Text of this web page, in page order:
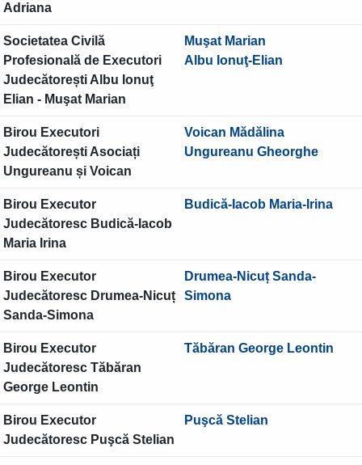
Adriana
Societatea Civilă
Profesională de Executori
Judecătorești Albu Ionuţ
Elian - Muşat Marian
Muşat Marian
Albu Ionuţ-Elian
Birou Executori
Judecătorești Asociați
Ungureanu și Voican
Voican Mădălina
Ungureanu Gheorghe
Birou Executor
Judecătoresc Budică-Iacob
Maria Irina
Budică-Iacob Maria-Irina
Birou Executor
Judecătoresc Drumea-Nicuț
Sanda-Simona
Drumea-Nicuț Sanda-
Simona
Birou Executor
Judecătoresc Tăbăran
George Leontin
Tăbăran George Leontin
Birou Executor
Judecătoresc Puşcă Stelian
Puşcă Stelian